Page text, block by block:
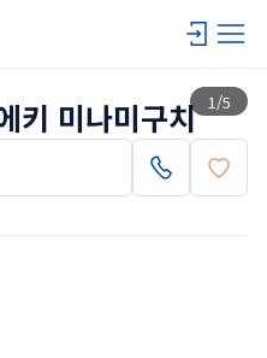
1 /5
목록 보기
키 미나미구치